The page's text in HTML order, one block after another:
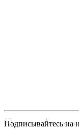
Подписывайтесь на